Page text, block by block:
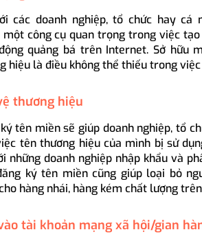
các doanh nghiệp, tổ chức hay cá
một công cụ quan trọng trong việc
quảng bá trên Internet. Sở hữu
hiệu là điều không thể thiếu trong
thương hiệu
tên miền sẽ giúp doanh nghiệp, tổ
tên thương hiệu của mình bị sử
những doanh nghiệp nhập khẩu và
ký tên miền cũng giúp loại bỏ
hàng nhái, hàng kém chất lượng
tài khoản mạng xã hội/gian